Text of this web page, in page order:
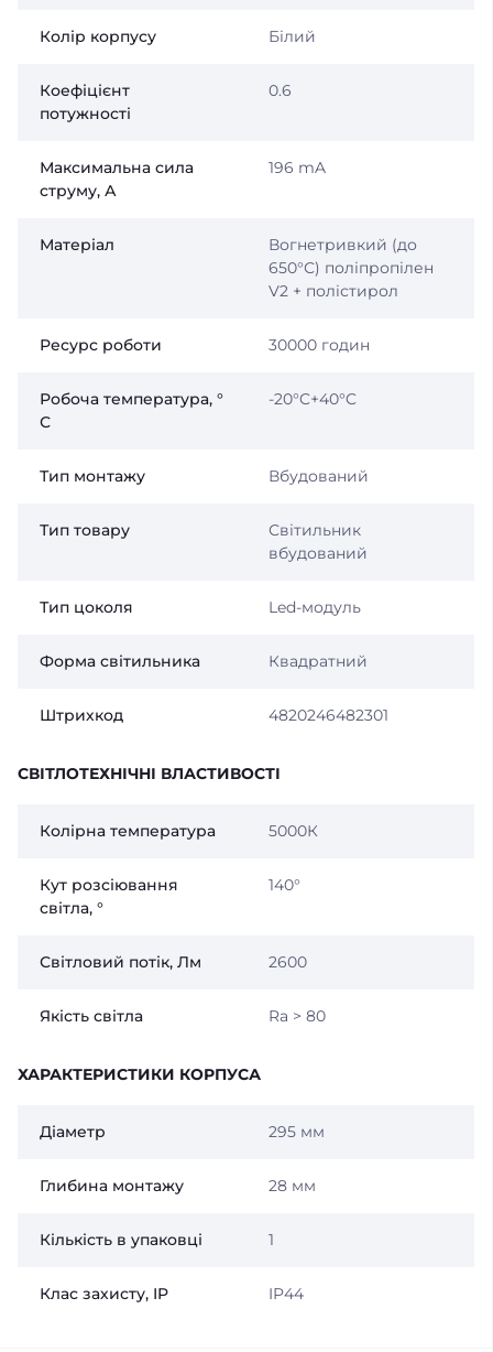
Колір корпусу Білий
Коефіцієнт
потужності
0.6
Максимальна сила
струму, А
196 mA
Матеріал
Вогнетривкий (до
650°С) поліпропілен
V2 + полістирол
Ресурс роботи 30000 годин
Робоча температура, °
С
-20°C+40°C
Тип монтажу Вбудований
Тип товару
Світильник
вбудований
Тип цоколя Led-модуль
Форма світильника Квадратний
Штрихкод 4820246482301
СВІТЛОТЕХНІЧНІ ВЛАСТИВОСТІ
Колірна температура 5000К
Кут розсіювання
світла, °
140°
Світловий потік, Лм 2600
Якість світла Ra > 80
ХАРАКТЕРИСТИКИ КОРПУСА
Діаметр 295 мм
Глибина монтажу 28 мм
Кількість в упаковці 1
Клас захисту, IP IP44